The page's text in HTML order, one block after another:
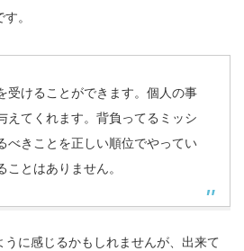
。
受けることができます。個人の事
えてくれます。背負ってるミッシ
べきことを正しい順位でやってい
とはありません。
うに感じるかもしれませんが、出来て